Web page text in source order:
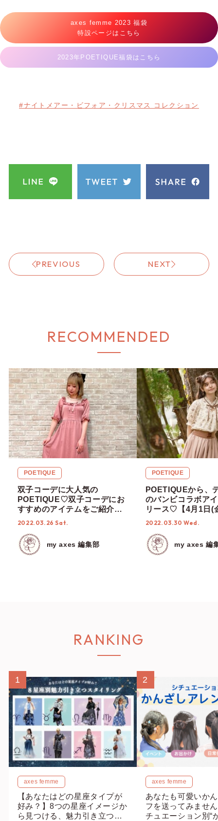
axes femme 2023 福袋
特設ページはこちら
2023年POETIQUE福袋はこちら
#ナイトメアー・ビフォア・クリスマス コレクション
PREVIOUS NEXT
RECOMMENDED
POETIQUE
双子コーデに大人気の
POETIQUE♡双子コーデにお
すすめのアイテムをご紹介！
【2022年 春】
2022.03.26 Sat.
my axes 編集部
POETIQUE
POETIQUEから、
のバンビコラボア
リース♡【4月1日(
始】
2022.03.30 Wed.
my axes 編
RANKING
1
axes femme
【あなたはどの星座タイプが
好み？】8つの星座イメージか
ら見つける、魅力引き立つス
2
axes femme
あなたも可愛いか
フを送ってみませ
チュエーション別“